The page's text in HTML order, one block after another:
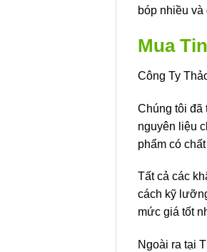
bóp nhiều và
Mua
Công Ty
Chúng tôi đã
nguyên liệu
phẩm có
Tất cả các
cách kỹ
mức giá tốt
Ngoài ra tại